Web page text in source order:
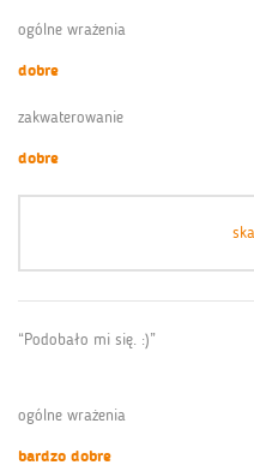
ogólne wrażenia
dobre
zakwaterowanie
dobre
“Podobało mi się. :)”
ogólne wrażenia
bardzo dobre